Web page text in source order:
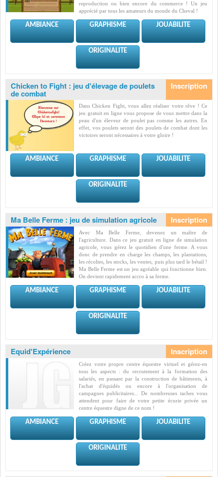
reproduction ou bien encore du commerce ! Un jeu
apprécié par tous les amateurs du monde du Cheval !
AMBIANCE GRAPHISME JOUABILITE
ORIGINALITE
Chicken to Fight : jeu d'élevage de poulets
de combat
Dans Chicken Fight, vous allez réaliser votre rêve ! Ce
jeu gratuit en ligne vous propose de vous mettre dans la
peau d'un éleveur de poulet pas comme les autres. En
effet, vos poulets seront des poulets de combat dont les
victoires seront nécessaires à votre gloire !
AMBIANCE GRAPHISME JOUABILITE
ORIGINALITE
Ma Belle Ferme : jeu de simulation agricole
Avec Ma Belle Ferme, devenez un maître de
l'agriculture. Dans ce jeu gratuit en ligne de simulation
agricole, vous gérez le quotidien d'une ferme. A vous
donc de prendre en charge les champs, les plantations,
les récoltes, les stocks, les ventes, puis plus tard le bétail !
Ma Belle Ferme est un jeu agréable qui fonctionne bien.
On devient rapidement accro à sa ferme.
AMBIANCE GRAPHISME JOUABILITE
ORIGINALITE
Equid'Expérience
Créez votre propre centre équestre virtuel et gérez-en
tous les aspects : du recrutement à la formation des
salariés, en passant par la construction de bâtiments, à
l'achat d'équidés ou encore à l'organisation de
campagnes publicitaires... De nombreuses taches vous
attendent pour faire de votre petite écurie privée un
centre équestre digne de ce nom !
AMBIANCE GRAPHISME JOUABILITE
ORIGINALITE